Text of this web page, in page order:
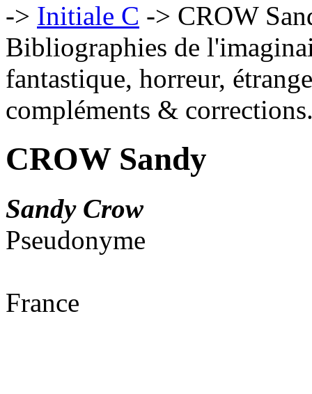
Initiale C
CROW
Bibliographies de
fantastique, horreur,
compléments &
CROW Sandy
Sandy Crow
Pseudonyme
France